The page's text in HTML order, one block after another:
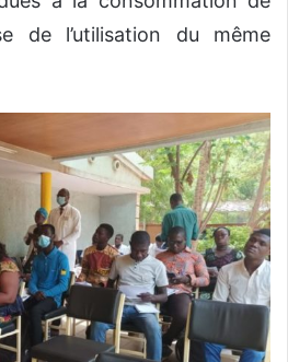
de l’utilisation du même